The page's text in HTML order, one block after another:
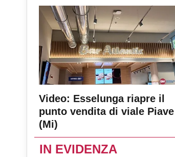
Video: Esselunga riapre il
punto vendita di viale Piave
(Mi)
IN EVIDENZA